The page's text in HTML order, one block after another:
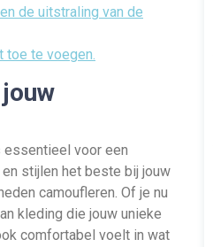
de uitstraling van de
toe te voegen.
essentieel voor een
stijlen het beste bij jouw
camoufleren. Of je nu
kleding die jouw unieke
comfortabel voelt in wat